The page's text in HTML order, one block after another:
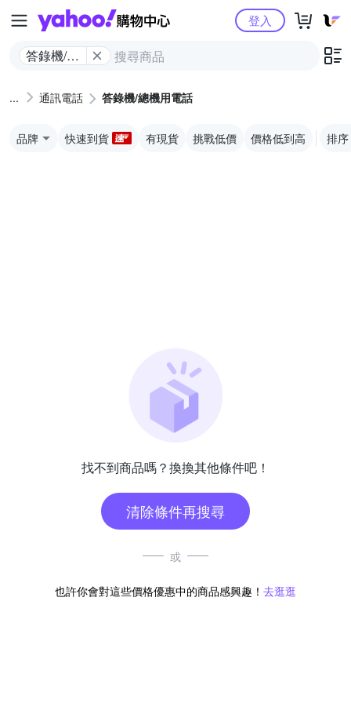
Yahoo購物中心
答錄機/總
登入
通訊電話 答錄機/總機用電話
品牌 快速到貨 有現貨 挑戰低價 價格低到高 排序
找不到商品嗎？換換其他條件吧！
清除條件再搜尋
或
也許你會對這些價格優惠中的商品感興趣！ 去逛逛